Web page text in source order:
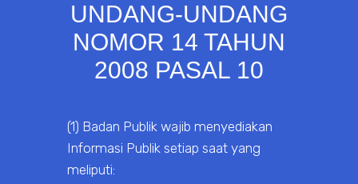
UNDANG-UNDANG
NOMOR 14 TAHUN
2008 PASAL 10
(1) Badan Publik wajib menyediakan
Informasi Publik setiap saat yang
meliputi: